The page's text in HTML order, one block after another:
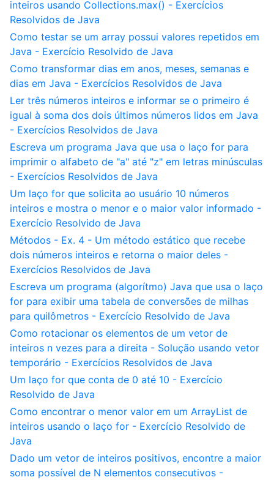
inteiros usando Collections.max() - Exercícios
Resolvidos de Java
Como testar se um array possui valores repetidos em
Java - Exercício Resolvido de Java
Como transformar dias em anos, meses, semanas e
dias em Java - Exercícios Resolvidos de Java
Ler três números inteiros e informar se o primeiro é
igual à soma dos dois últimos números lidos em Java
- Exercícios Resolvidos de Java
Escreva um programa Java que usa o laço for para
imprimir o alfabeto de "a" até "z" em letras minúsculas
- Exercícios Resolvidos de Java
Um laço for que solicita ao usuário 10 números
inteiros e mostra o menor e o maior valor informado -
Exercício Resolvido de Java
Métodos - Ex. 4 - Um método estático que recebe
dois números inteiros e retorna o maior deles -
Exercícios Resolvidos de Java
Escreva um programa (algorítmo) Java que usa o laço
for para exibir uma tabela de conversões de milhas
para quilômetros - Exercício Resolvido de Java
Como rotacionar os elementos de um vetor de
inteiros n vezes para a direita - Solução usando vetor
temporário - Exercícios Resolvidos de Java
Um laço for que conta de 0 até 10 - Exercício
Resolvido de Java
Como encontrar o menor valor em um ArrayList de
inteiros usando o laço for - Exercício Resolvido de
Java
Dado um vetor de inteiros positivos, encontre a maior
soma possível de N elementos consecutivos -